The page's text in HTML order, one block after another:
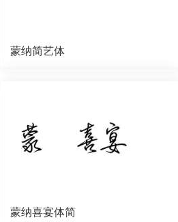
蒙纳简艺体
蒙纳喜宴体简